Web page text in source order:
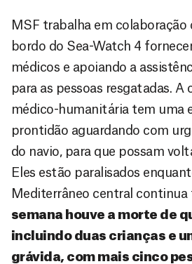
MSF trabalha em colaboração
bordo do Sea-Watch 4
médicos e apoiando a
para as pessoas resgatadas. A
médico-humanitária tem uma
prontidão aguardando com
do navio, para que possam
Eles estão paralisados
Mediterrâneo central continua
semana houve a morte de
incluindo duas crianças e
grávida, com mais cinco